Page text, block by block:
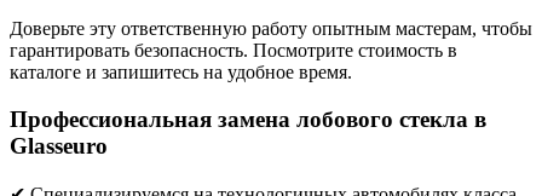
Доверьте эту ответственную работу опытным мастерам, чтобы
гарантировать безопасность. Посмотрите стоимость в
каталоге и запишитесь на удобное время.
Профессиональная замена лобового стекла в
Glasseuro